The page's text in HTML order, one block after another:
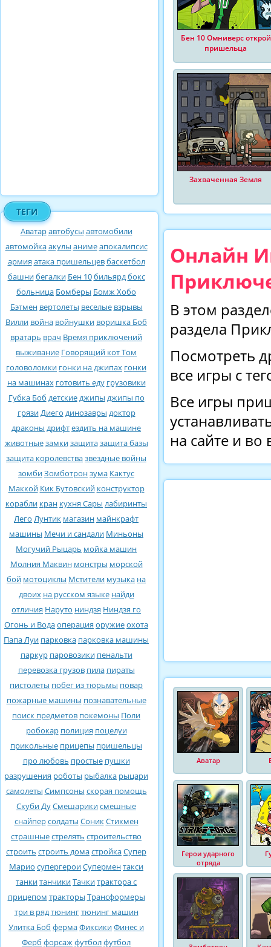
ТЕГИ
Аватаравтобусы автомобили
автомойкаакулы анимеапокалипсис
армия атака пришельцевбаскетбол
башнибегалки Бен 10бильярдбокс
больница Бомберы Бомж Хобо
Бэтмен вертолеты веселые взрывы
Вилли война войнушки воришка Боб
вратарь врач Время приключений
выживание Говорящий кот Том
головоломки гонки на джипах гонки
на машинах готовить еду грузовики
Губка Боб детскиеджипы джипы по
грязиДиего динозавры доктор
драконы дрифтездить на машине
животныезамкизащитазащита базы
защита королевствазвездные войны
зомбиЗомботронзума Кактус
Маккой Кик Бутовский конструктор
корабли кран кухня Сары лабиринты
Лего Лунтик магазин майнкрафт
машины Мечи и сандали Миньоны
Могучий Рыцарь мойка машин
Молния Маквин монстры морской
бой мотоциклы Мстители музыка на
двоих на русском языке найди
отличия Наруто ниндзя Ниндзя го
Огонь и Водаоперация оружиеохота
Папа Луи парковка парковка машины
паркур паровозики пенальти
перевозка грузов пила пираты
пистолеты побег из тюрьмы повар
пожарные машины познавательные
поиск предметов покемоны Поли
робокар полиция поцелуи
прикольные прицепы пришельцы
про любовь простые пушки
разрушения роботы рыбалка рыцари
самолеты Симпсоны скорая помощь
Скуби ДуСмешарикисмешные
снайперсолдаты СоникСтикмен
страшныестрелять строительство
строить строить домастройкаСупер
Марио супергероиСуперментакси
танкитанчикиТачкитрактора с
прицепом тракторы Трансформеры
три в рядтюнингтюнинг машин
Улитка Боб фермаФиксикиФинес и
Ферб форсажфутболфутбол
Бен 10 Омниверс открой
пришельца
Захваченная Земля
Онлайн
В этом
раздела
Посмотреть
все игры с
Все игры
на сайте и
Аватар
Герои ударного
отряда